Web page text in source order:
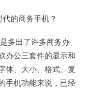
多出了许多商务办
办公三套件的显示和
体、大小、格式、复
手机功能来说，已经